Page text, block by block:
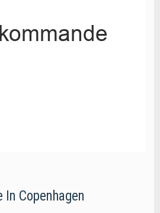
In Copenhagen